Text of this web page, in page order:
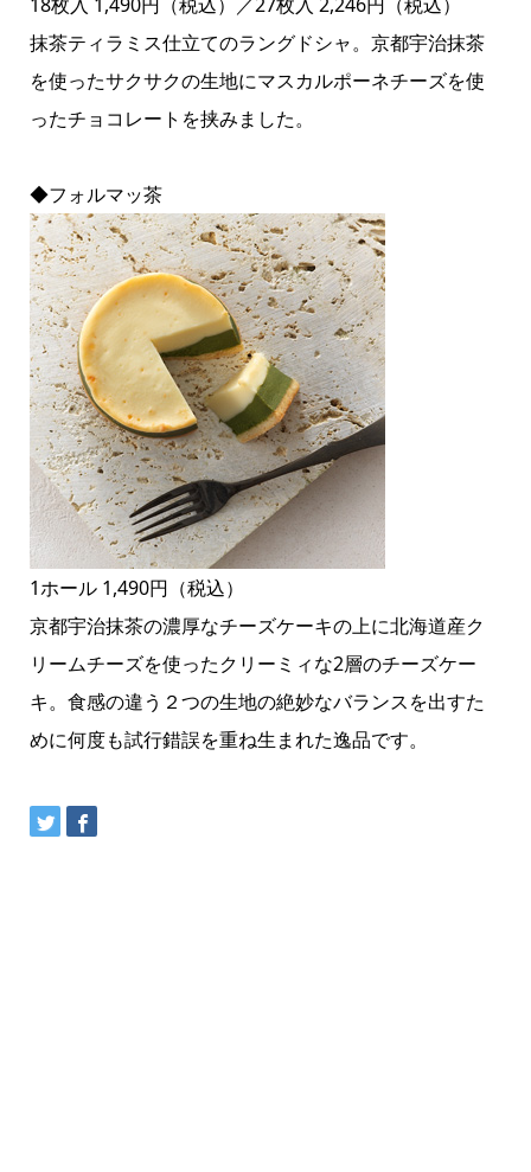
抹茶ティラミス仕立てのラングドシャ。京都宇治抹茶
を使ったサクサクの生地にマスカルポーネチーズを使
ったチョコレートを挟みました。
◆フォルマッ茶
1ホール 1,490円（税込）
京都宇治抹茶の濃厚なチーズケーキの上に北海道産ク
リームチーズを使ったクリーミィな2層のチーズケー
キ。食感の違う２つの生地の絶妙なバランスを出すた
めに何度も試行錯誤を重ね生まれた逸品です。